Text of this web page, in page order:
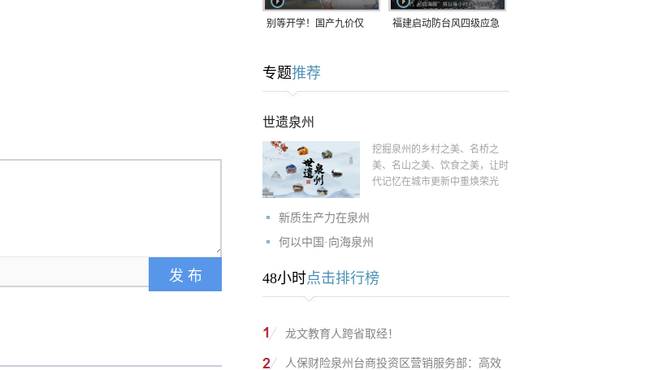
别等开学！国产九价仅
紧打
福建启动防台风四级应急
专题推荐
世遗泉州
挖掘泉州的乡村之美、名桥之
美、名山之美、饮食之美，让时
代记忆在城市更新中重焕荣光
新质生产力在泉州
何以中国·向海泉州
48小时点击排行榜
龙文教育人跨省取经！
人保财险泉州台商投资区营销服务部：高效